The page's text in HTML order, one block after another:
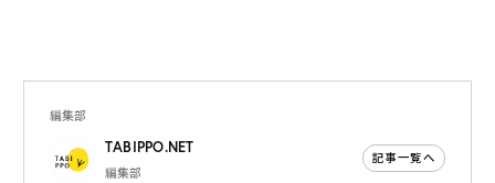
編集部
TABIPPO.NET
編集部
記事一覧へ